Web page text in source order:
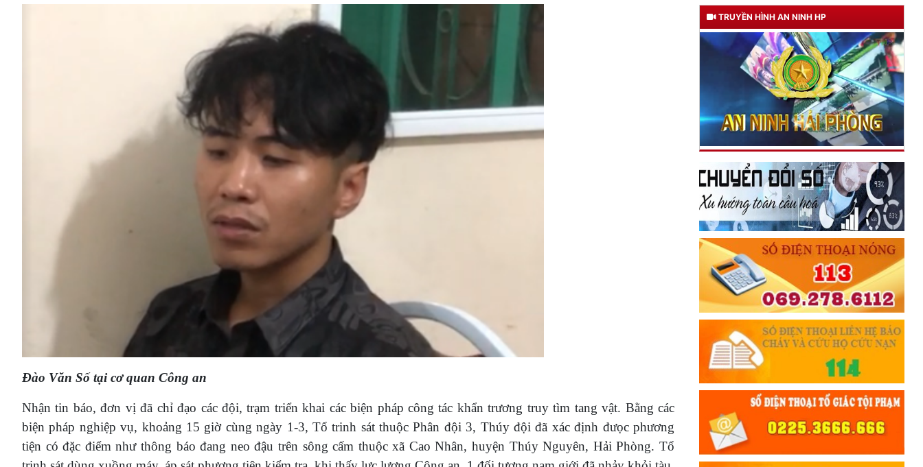
Đào Văn Số tại cơ quan Công an
Nhận tin báo, đơn vị đã chỉ đạo các đội, trạm triển khai các biện pháp công tác khẩn trương truy tìm tang vật. Bằng các
biện pháp nghiệp vụ, khoảng 15 giờ cùng ngày 1-3, Tổ trinh sát thuộc Phân đội 3, Thúy đội đã xác định đưọc phương
tiện có đặc điểm như thông báo đang neo đậu trên sông cấm thuộc xã Cao Nhân, huyện Thúy Nguyên, Hải Phòng. Tổ
ngày 11 tháng 3 năm 1948.
TRUYỀN HÌNH AN NINH HP